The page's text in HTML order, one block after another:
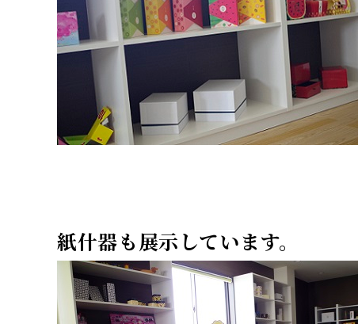
紙什器も展示しています。